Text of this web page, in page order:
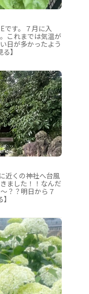
です。７月に入
これまでは気温が
日が多かったよう
】
近くの神社へ台風
ました！！なんだ
？？明日から７